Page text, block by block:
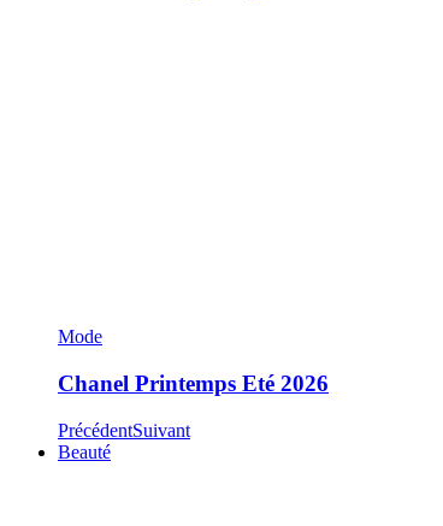
Mode
Chanel Printemps Eté 2026
PrécédentSuivant
Beauté